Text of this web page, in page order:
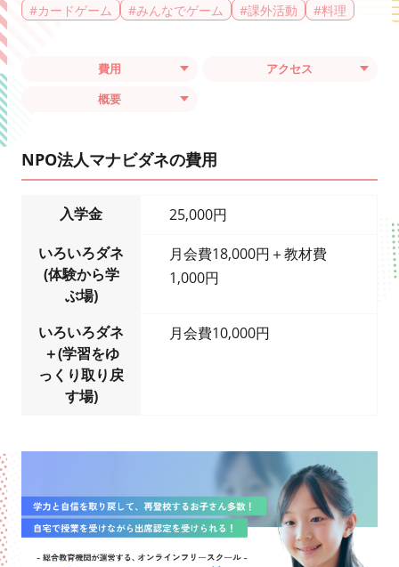
#カードゲーム #みんなでゲーム #課外活動 #料理
費用
アクセス
概要
NPO法人マナビダネの費用
入学金
25,000円
いろいろダネ
(体験から学
ぶ場)
月会費18,000円＋教材費
1,000円
いろいろダネ
＋(学習をゆ
っくり取り戻
す場)
月会費10,000円